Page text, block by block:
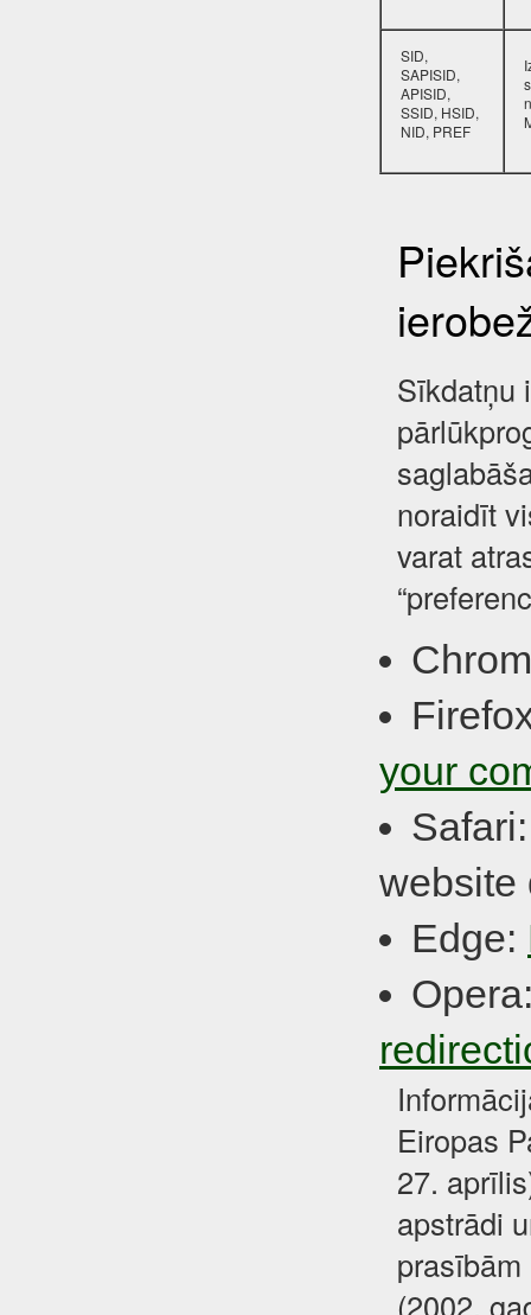
SID,
SAPISID,
APISID,
SSID, HSID,
NID, PREF
Sīkdatņu
noraidīt
varat
your
website
Edge:
Eiropas
27.
apstrādi
(2002.